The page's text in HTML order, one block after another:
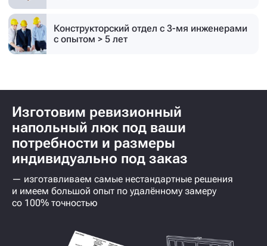
Конструкторский отдел с 3-мя инженерами
с опытом > 5 лет
Изготовим ревизионный
напольный люк под ваши
потребности и размеры
индивидуально под заказ
— изготавливаем самые нестандартные решения
и имеем большой опыт по удалённому замеру
со 100% точностью